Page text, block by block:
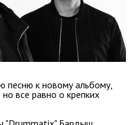
песню к новому альбому,
все равно о крепких